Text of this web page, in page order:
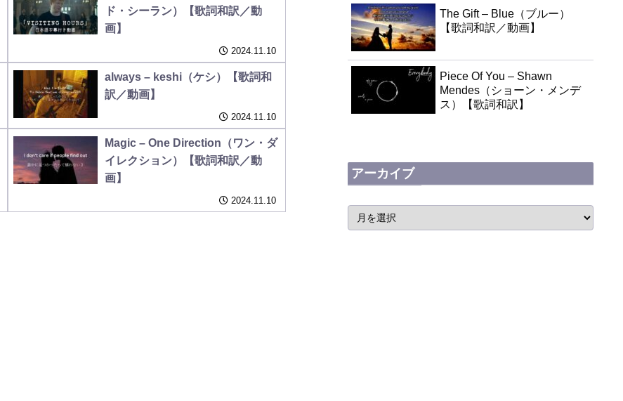
ド・シーラン）【歌詞和訳／動
画】
2024.11.10
always – keshi（ケシ）【歌詞和
訳／動画】
2024.11.10
Magic – One Direction（ワン・ダ
イレクション）【歌詞和訳／動
画】
2024.11.10
The Gift – Blue（ブルー）
【歌詞和訳／動画】
Piece Of You – Shawn
Mendes（ショーン・メンデ
ス）【歌詞和訳】
アーカイブ